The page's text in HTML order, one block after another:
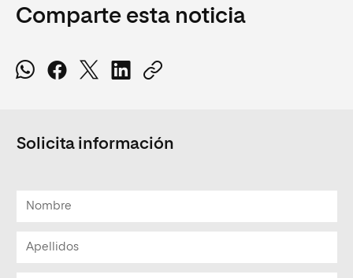
Comparte esta noticia
Solicita información